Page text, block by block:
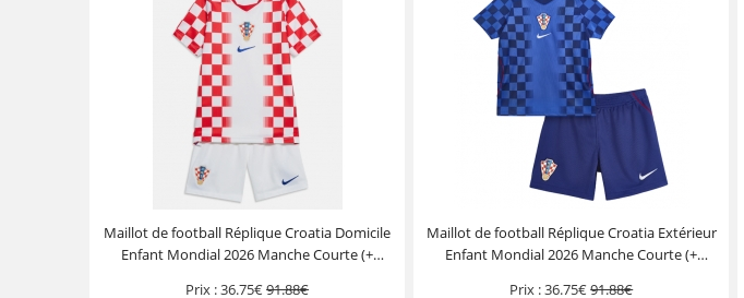
Maillot de football Réplique Croatia Domicile
Enfant Mondial 2026 Manche Courte (+
Prix :36.75€91.88€
Maillot de football Réplique Croatia Extérieur
Enfant Mondial 2026 Manche Courte (+
Prix :36.75€91.88€